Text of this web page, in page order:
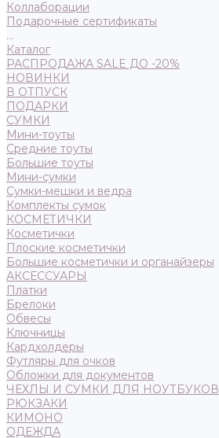
Коллаборации
Подарочные сертификаты
...
Каталог
РАСПРОДАЖА SALE ДО -20%
НОВИНКИ
В ОТПУСК
ПОДАРКИ
СУМКИ
Мини-тоуты
Средние тоуты
Большие тоуты
Мини-сумки
Сумки-мешки и ведра
Комплекты сумок
КОСМЕТИЧКИ
Косметички
Плоские косметички
Большие косметички и органайзеры
АКСЕССУАРЫ
Платки
Брелоки
Обвесы
Ключницы
Кардхолдеры
Футляры для очков
Обложки для документов
ЧЕХЛЫ И СУМКИ ДЛЯ НОУТБУКОВ
РЮКЗАКИ
КИМОНО
ОДЕЖДА